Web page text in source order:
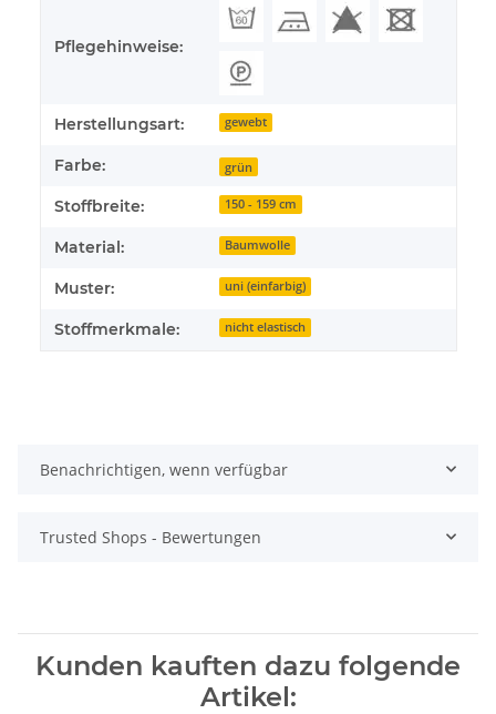
Pflegehinweise:
Herstellungsart: gewebt
Farbe: grün
Stoffbreite: 150 - 159 cm
Material: Baumwolle
Muster: uni (einfarbig)
Stoffmerkmale: nicht elastisch
Benachrichtigen, wenn verfügbar
Trusted Shops - Bewertungen
Kunden kauften dazu folgende
Artikel: